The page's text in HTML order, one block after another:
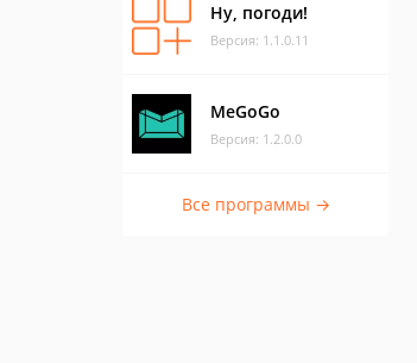
Ну, погоди!
Версия: 1.1.0.11
MeGoGo
Версия: 1.2.0.0
Все программы →